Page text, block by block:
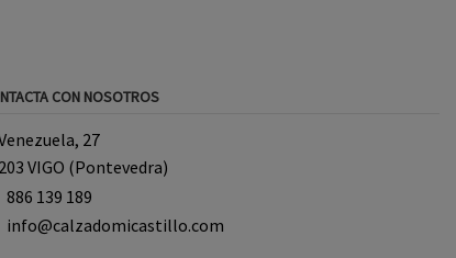
CON NOSOTROS
27
VIGO (Pontevedra)
886 139 189
info@calzadomicastillo.com